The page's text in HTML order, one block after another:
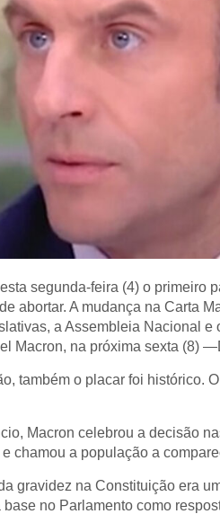
segunda-feira (4) o primeiro
abortar. A mudança na Carta
a Assembleia Nacional
Macron, na próxima sexta (8)
também o placar foi histórico.
Macron celebrou a decisão
e chamou a população a
gravidez na Constituição era
no Parlamento como